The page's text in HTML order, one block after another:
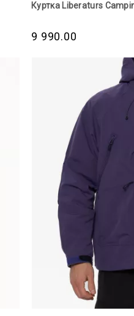
Куртка Liberaturs
9 990.00